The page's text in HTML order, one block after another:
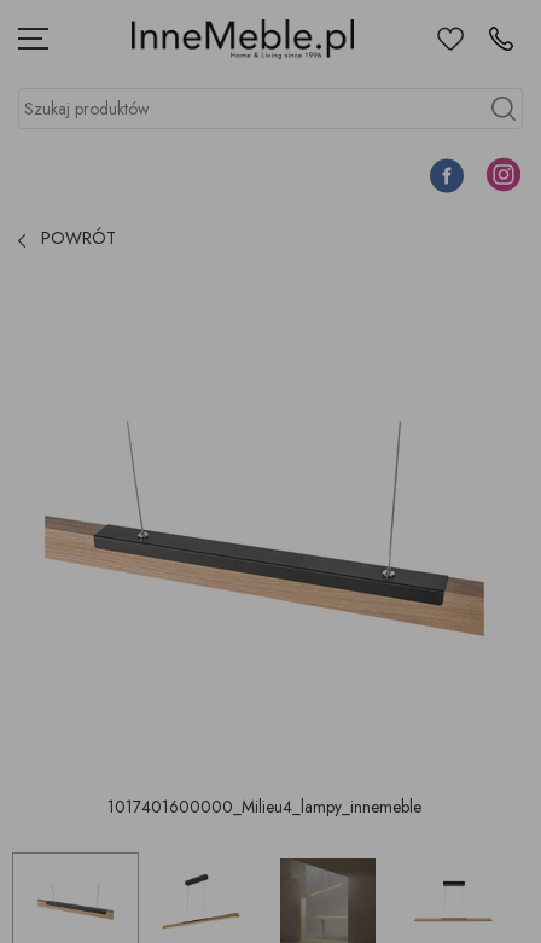
Menu UlubioneKontakt
Szukaj produktów
Szukaj
Facebook
POWRÓT
1017401600000_Milieu4_lampy_innemeble